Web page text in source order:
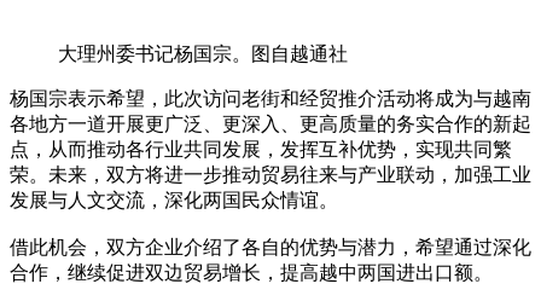
大理州委书记杨国宗。图自越通社
杨国宗表示希望，此次访问老街和经贸推介活动将成为与越南
各地方一道开展更广泛、更深入、更高质量的务实合作的新起
点，从而推动各行业共同发展，发挥互补优势，实现共同繁
荣。未来，双方将进一步推动贸易往来与产业联动，加强工业
发展与人文交流，深化两国民众情谊。
借此机会，双方企业介绍了各自的优势与潜力，希望通过深化
合作，继续促进双边贸易增长，提高越中两国进出口额。